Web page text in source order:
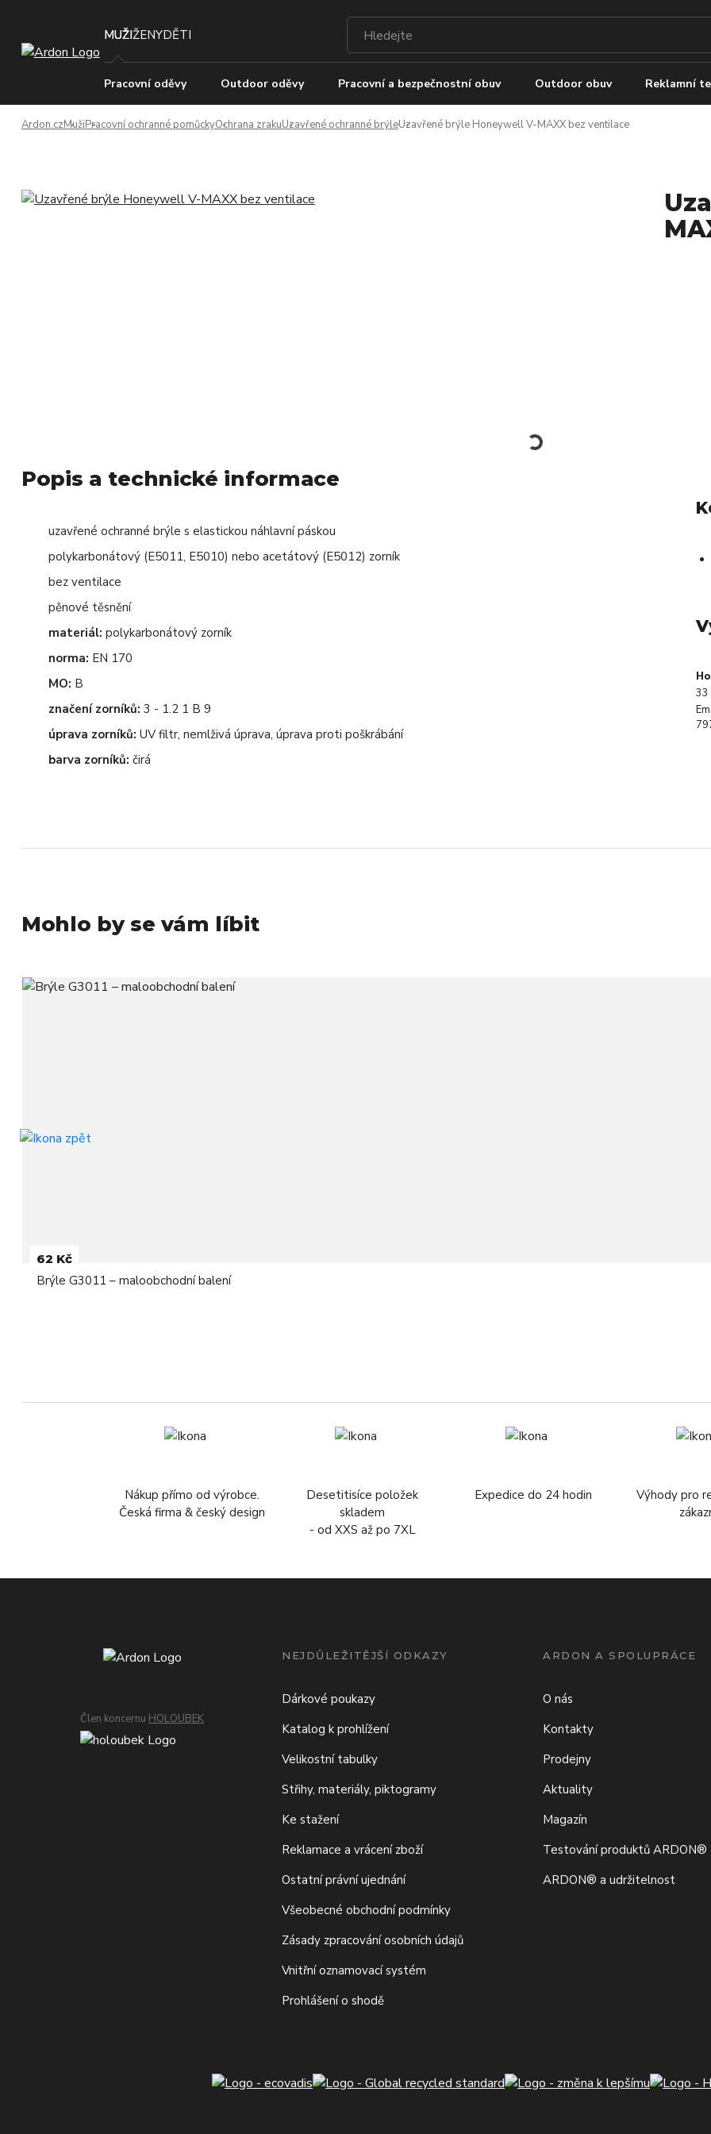
MUŽIŽENYDĚTI
Pracovní oděvy Outdoor oděvy Pracovní a bezpečnostní obuv Outdoor obuv Reklamní
Ardon.czMužiPracovní ochranné pomůckyOchrana zrakuUzavřené ochranné brýleUzavřené brýle Honeywell V-MAXX bez ventilace
Popis a technické informace
uzavřené ochranné brýle s elastickou náhlavní páskou
polykarbonátový (E5011, E5010) nebo acetátový (E5012) zorník
bez ventilace
pěnové těsnění
materiál: polykarbonátový zorník
norma: EN 170
MO: B
značení zorníků: 3 - 1.2 1 B 9
úprava zorníků: UV filtr, nemlživá úprava, úprava proti poškrábání
barva zorníků: čirá
33
Mohlo by se vám líbit
62 Kč
Brýle G3011 – maloobchodní balení
Nákup přímo od výrobce.
Česká firma & český design
Desetitisíce položek
skladem
- od XXS až po 7XL
Expedice do 24 hodin
Výhody pro
Člen koncernu HOLOUBEK
NEJDŮLEŽITĚJŠÍ ODKAZY
Dárkové poukazy
Katalog k prohlížení
Velikostní tabulky
Střihy, materiály, piktogramy
Ke stažení
Reklamace a vrácení zboží
Ostatní právní ujednání
Všeobecné obchodní podmínky
Zásady zpracování osobních údajů
Vnitřní oznamovací systém
Prohlášení o shodě
ARDON A SPOLUPRÁCE
O nás
Kontakty
Prodejny
Aktuality
Magazín
Testování produktů ARDON®
ARDON® a udržitelnost